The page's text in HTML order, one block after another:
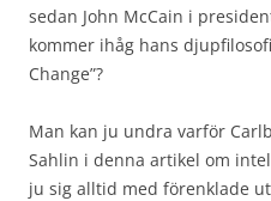
sedan John McCain i
kommer ihåg hans
Change”?
Man kan ju undra varför
Sahlin i denna artikel om
ju sig alltid med förenklade